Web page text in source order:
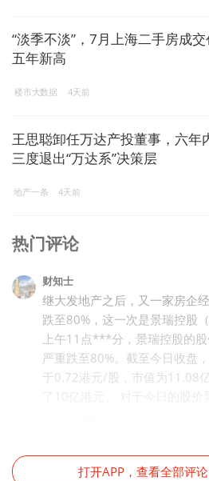
“淡季不淡”，7月上海二手房成
五年新高
楼市大数据 4天前
王思聪卸任万达产投董事，六年
三度退出“万达系”决策层
地产一条 4天前
热门评论
财知士
继大发地产之后，又一家房企
跌至80%，这一次是景瑞控股
上午11点***分，景瑞控股的
严重跌至80%。截至今日收盘
于0.72港元/股，市值为11.08
打开APP，查看全部评